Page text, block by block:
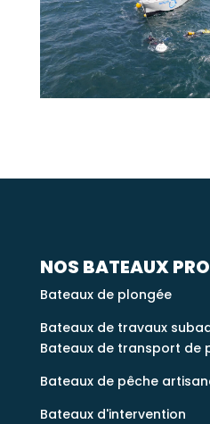
NOS BATEAUX
Bateaux de plongée
Bateaux de travaux
Bateaux de transport de
Bateaux de pêche
Bateaux d'intervention